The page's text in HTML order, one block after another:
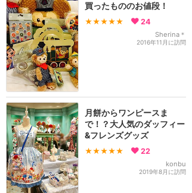
買ったもののお値段！
★★★★★ 24
Sherina＊
2016年11月に訪問
月餅からワンピースま
で！？大人気のダッフィー
&フレンズグッズ
★★★★★ 22
konbu
2019年8月に訪問